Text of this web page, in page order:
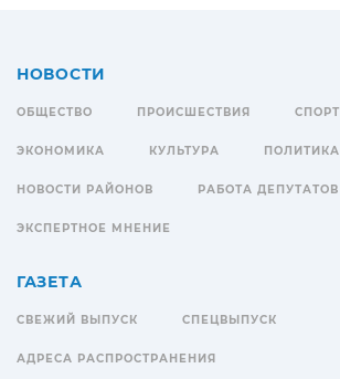
НОВОСТИ
ОБЩЕСТВО ПРОИСШЕСТВИЯ СПОРТ
ЭКОНОМИКА КУЛЬТУРА ПОЛИТИКА
НОВОСТИ РАЙОНОВ РАБОТА ДЕПУТАТОВ
ЭКСПЕРТНОЕ МНЕНИЕ
ГАЗЕТА
СВЕЖИЙ ВЫПУСК СПЕЦВЫПУСК
АДРЕСА РАСПРОСТРАНЕНИЯ